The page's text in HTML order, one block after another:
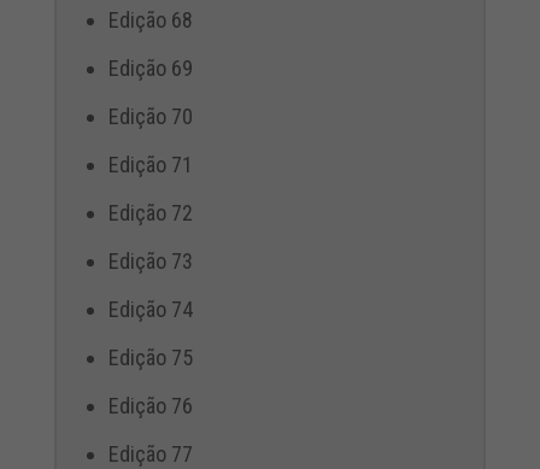
Edição 68
Edição 69
Edição 70
Edição 71
Edição 72
Edição 73
Edição 74
Edição 75
Edição 76
Edição 77